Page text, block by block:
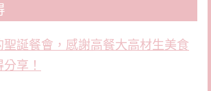
聖誕餐會，感謝高餐大高材生美食
享！